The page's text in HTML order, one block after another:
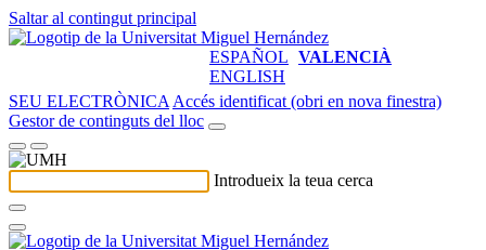
Saltar al contingut principal
ESPAÑOL VALENCIÀ
ENGLISH
SEU ELECTRÒNICA Accés identificat (obri en nova finestra)
Gestor de continguts del lloc
Introdueix la teua cerca